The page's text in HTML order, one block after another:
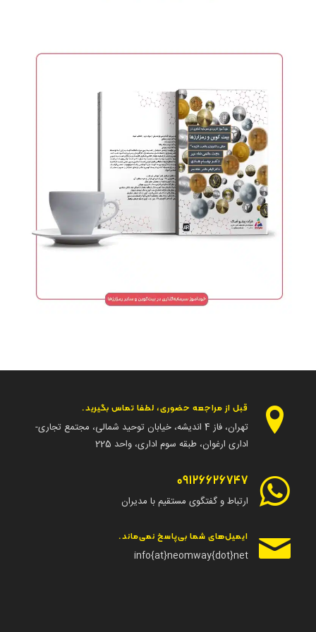
قبل از مراجعه حضوری، لطفا تماس بگیرید.
تهران، فاز 4 اندیشه، خیابان توحید شمالی، مجتمع تجاری-
اداری ارغوان، طبقه سوم اداری، واحد 225
09126626747
ارتباط و گفتگوی مستقیم با مدیران
ایمیل‌های شما بی‌پاسخ نمی‌ماند.
info{at}neomway{dot}net